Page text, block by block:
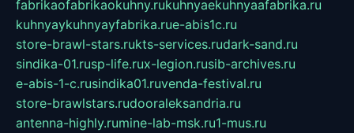
fabrikaofabrikaokuhny.rukuhnyaekuhnyaafabrika.ru
kuhnyaykuhnyayfabrika.rue-abis1c.ru
store-brawl-stars.rukts-services.rudark-sand.ru
sindika-01.rusp-life.rux-legion.rusib-archives.ru
e-abis-1-c.rusindika01.ruvenda-festival.ru
store-brawlstars.rudooraleksandria.ru
antenna-highly.rumine-lab-msk.ru1-mus.ru